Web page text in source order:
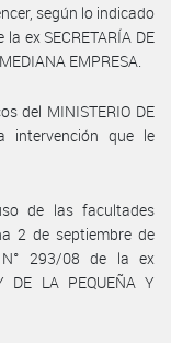
según lo indicado
ex SECRETARÍA DE
EMPRESA.
del MINISTERIO DE
intervención que le
de las facultades
2 de septiembre de
293/08 de la ex
DE LA PEQUEÑA Y